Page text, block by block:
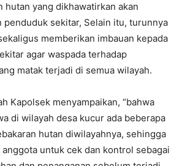
hutan yang dikhawatirkan akan
penduduk sekitar, Selain itu, turunnya
memberikan imbauan kepada
agar waspada terhadap
matak terjadi di semua wilayah.
Kapolsek menyampaikan, “bahwa
di wilayah desa kucur ada beberapa
hutan diwilayahnya, sehingga
untuk cek dan kontrol sebagai